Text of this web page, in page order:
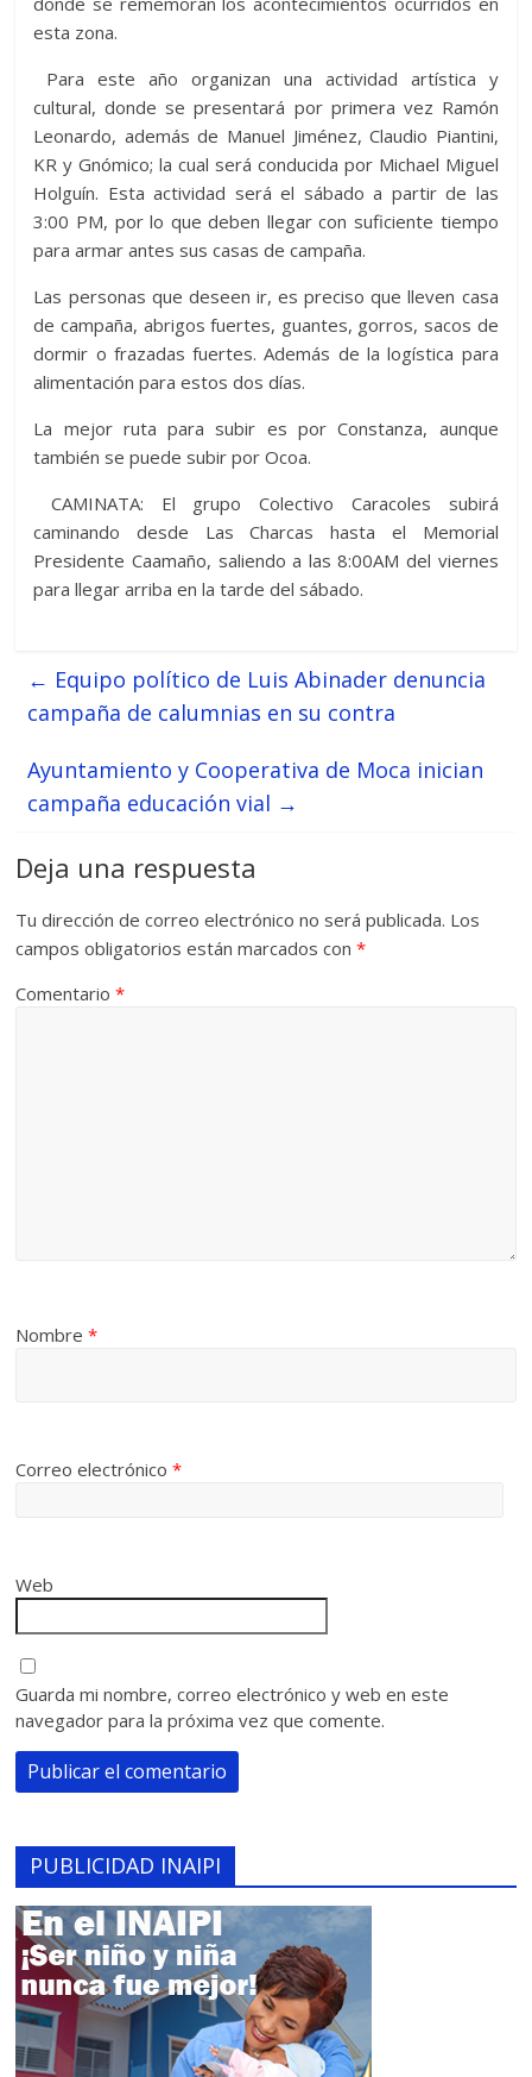
esta zona.
Para este año organizan una actividad artística y
cultural, donde se presentará por primera vez Ramón
Leonardo, además de Manuel Jiménez, Claudio Piantini,
KR y Gnómico; la cual será conducida por Michael Miguel
Holguín. Esta actividad será el sábado a partir de las
3:00 PM, por lo que deben llegar con suficiente tiempo
para armar antes sus casas de campaña.
Las personas que deseen ir, es preciso que lleven casa
de campaña, abrigos fuertes, guantes, gorros, sacos de
dormir o frazadas fuertes. Además de la logística para
alimentación para estos dos días.
La mejor ruta para subir es por Constanza, aunque
también se puede subir por Ocoa.
CAMINATA: El grupo Colectivo Caracoles subirá
caminando desde Las Charcas hasta el Memorial
Presidente Caamaño, saliendo a las 8:00AM del viernes
para llegar arriba en la tarde del sábado.
← Equipo político de Luis Abinader denuncia
campaña de calumnias en su contra
Ayuntamiento y Cooperativa de Moca inician
campaña educación vial →
Deja una respuesta
Tu dirección de correo electrónico no será publicada. Los
campos obligatorios están marcados con*
Comentario*
Nombre*
Correo electrónico*
Web
Guarda mi nombre, correo electrónico y web en este
navegador para la próxima vez que comente.
PUBLICIDAD INAIPI